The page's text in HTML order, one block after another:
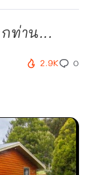
ท่าน...
2.9K 0